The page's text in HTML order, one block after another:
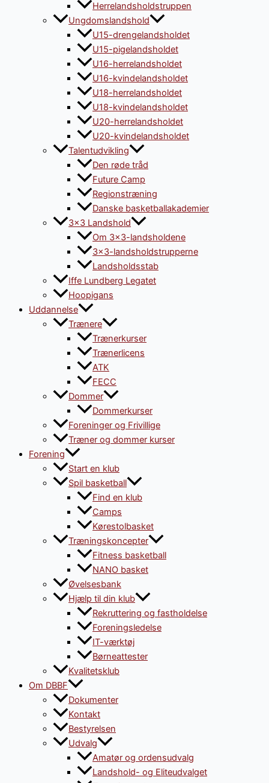
Herrelandsholdstruppen
Ungdomslandshold
U15-drengelandsholdet
U15-pigelandsholdet
U16-herrelandsholdet
U16-kvindelandsholdet
U18-herrelandsholdet
U18-kvindelandsholdet
U20-herrelandsholdet
U20-kvindelandsholdet
Talentudvikling
Den røde tråd
Future Camp
Regionstræning
Danske basketballakademier
3×3 Landshold
Om 3×3-landsholdene
3×3-landsholdstrupperne
Landsholdsstab
Iffe Lundberg Legatet
Hoopigans
Uddannelse
Trænere
Trænerkurser
Trænerlicens
ATK
FECC
Dommer
Dommerkurser
Foreninger og Frivillige
Træner og dommer kurser
Forening
Start en klub
Spil basketball
Find en klub
Camps
Kørestolbasket
Træningskoncepter
Fitness basketball
NANO basket
Øvelsesbank
Hjælp til din klub
Rekruttering og fastholdelse
Foreningsledelse
IT-værktøj
Børneattester
Kvalitetsklub
Om DBBF
Dokumenter
Kontakt
Bestyrelsen
Udvalg
Amatør og ordensudvalg
Landshold- og Eliteudvalget